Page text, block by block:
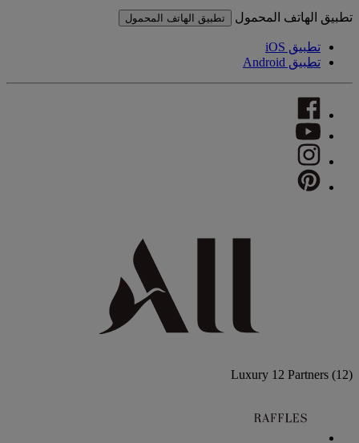
تطبيق الهاتف المحمول تطبيق الهاتف المحمول
تطبيق iOS
تطبيق Android
Luxury 12 Partners (12)